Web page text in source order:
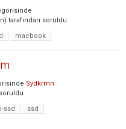
tarafından soruldu
macbook
Sydkrmn
soruldu
ssd
ssd